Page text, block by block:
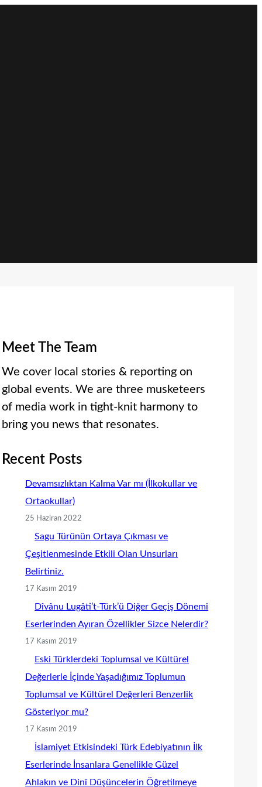
Meet The Team
We cover local stories & reporting on
global events. We are three musketeers
of media work in tight-knit harmony to
bring you news that resonates.
Recent Posts
Devamsızlıktan Kalma Var mı (İlkokullar ve
Ortaokullar)
25 Haziran 2022
Sagu Türünün Ortaya Çıkması ve
Çeşitlenmesinde Etkili Olan Unsurları
Belirtiniz.
17 Kasım 2019
Dîvânu Lugâti’t-Türk’ü Diğer Geçiş Dönemi
Eserlerinden Ayıran Özellikler Sizce Nelerdir?
17 Kasım 2019
Eski Türklerdeki Toplumsal ve Kültürel
Değerlerle İçinde Yaşadığımız Toplumun
Toplumsal ve Kültürel Değerleri Benzerlik
Gösteriyor mu?
17 Kasım 2019
İslamiyet Etkisindeki Türk Edebiyatının İlk
Eserlerinde İnsanlara Genellikle Güzel
Ahlakın ve Dinî Düşüncelerin Öğretilmeye